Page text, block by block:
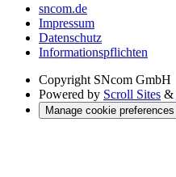
sncom.de
Impressum
Datenschutz
Informations­pflichten
Copyright SNcom GmbH
Powered by Scroll Sites &
Manage cookie preferences